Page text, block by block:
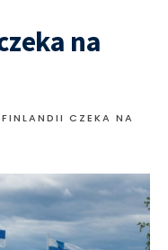
na
CZEKA NA